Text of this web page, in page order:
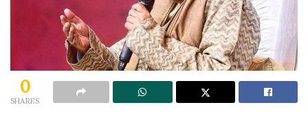
0
SHARES